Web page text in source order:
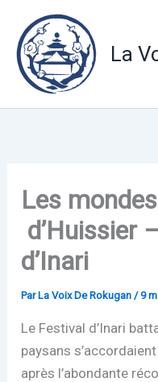
contenu
La
Les
d’Huissier
d’Inari
ParLa Voix De Rokugan /9
Le Festival d’Inari
paysans
après l’abondante